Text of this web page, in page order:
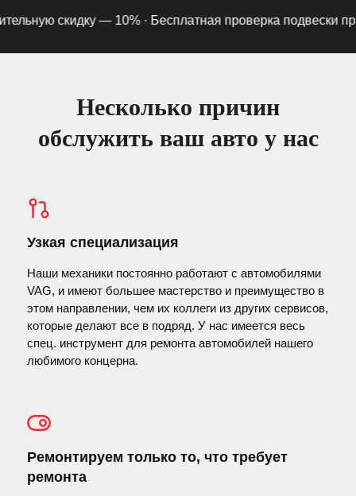
скидку — 10% ·Бесплатная проверка подвески при
Несколько причин
обслужить ваш авто у нас
Узкая специализация
Наши механики постоянно работают с автомобилями
VAG, и имеют большее мастерство и преимущество в
этом направлении, чем их коллеги из других сервисов,
которые делают все в подряд. У нас имеется весь
спец. инструмент для ремонта автомобилей нашего
любимого концерна.
Ремонтируем только то, что требует
ремонта